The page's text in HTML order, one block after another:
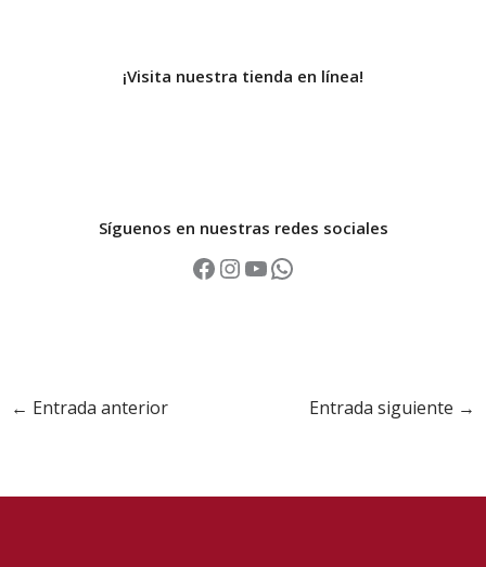
¡Visita nuestra tienda en línea!
Síguenos en nuestras redes sociales
← Entrada anterior Entrada siguiente →